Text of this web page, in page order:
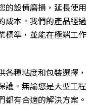
的設備磨損，延長使用
成本。我們的產品經過
標準，並能在極端工作
種粘度和包裝選擇，
護。無論您是大型工程
都有合適的解決方案。